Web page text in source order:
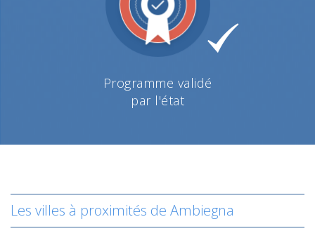
Programme validé
par l'état
Les villes à proximités de Ambiegna